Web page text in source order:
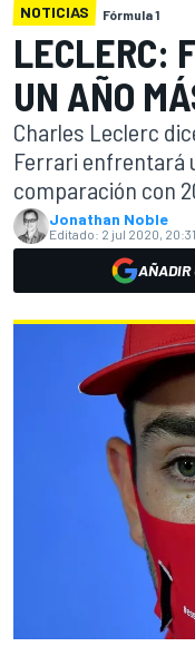
NOTICIAS Fórmula 1
LECLERC:
UN AÑO
Charles Leclerc
Ferrari enfrentará
comparación con
Jonathan Noble
Editado: 2 jul 2020, 20:31
AÑADIR